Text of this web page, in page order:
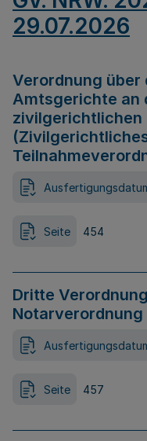
29.07.2026
Verordnung über
Amtsgerichte an
zivilgerichtlichen
Seite 454
Dritte
Notarverordnung
Seite 457